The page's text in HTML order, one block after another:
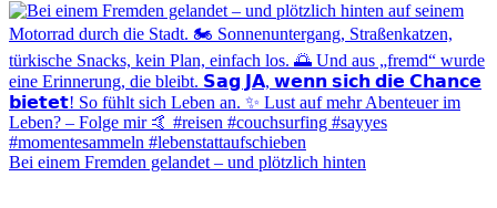
Bei einem Fremden gelandet – und plötzlich hinten